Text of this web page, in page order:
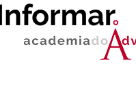
Ordem